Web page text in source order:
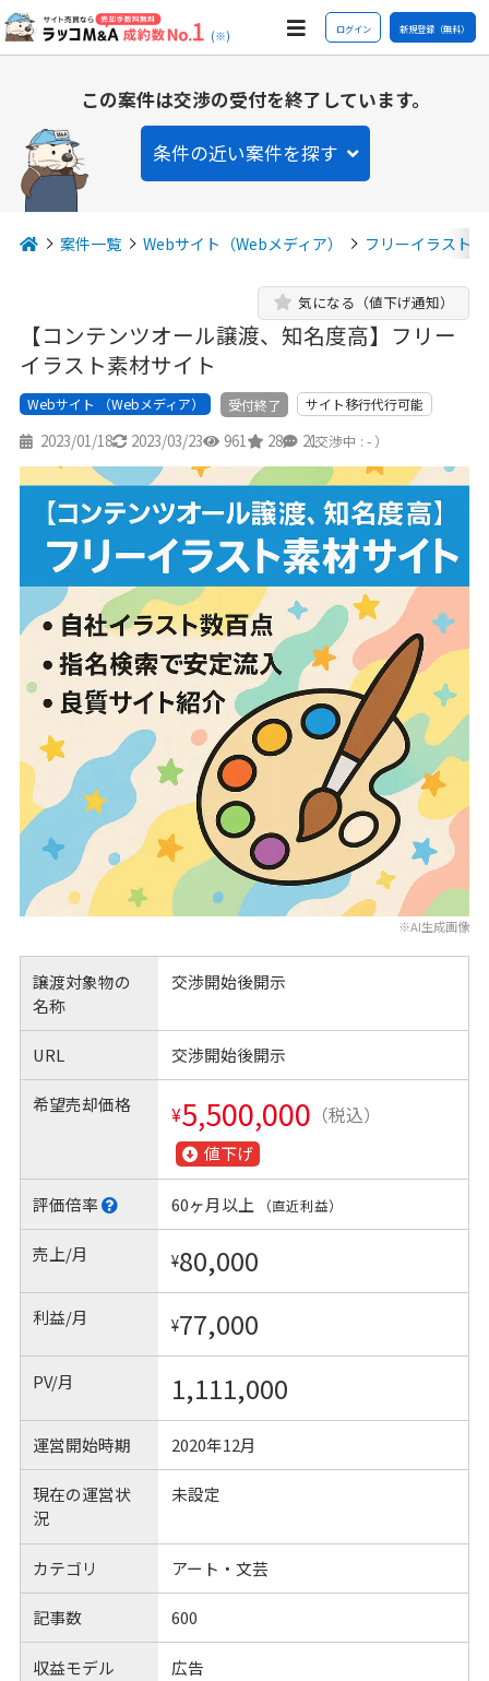
(※) ログイン 新規登録（無料）
この案件は交渉の受付を終了しています。
条件の近い案件を探す
案件一覧 Webサイト（Webメディア） フリーイラスト
【コンテンツオール譲渡、知名度高】フリー
イラスト素材サイト
気になる（値下げ通知）
Webサイト （Webメディア） 受付終了 サイト移行代行可能
2023/01/18 2023/03/23 961 28 21
（交渉中 : - ）
※AI生成画像
譲渡対象物の
名称
交渉開始後開示
URL 交渉開始後開示
希望売却価格 ¥5,500,000 （税込）
値下げ
評価倍率 60ヶ月以上 （直近利益）
売上/月 ¥80,000
利益/月 ¥77,000
PV/月 1,111,000
運営開始時期 2020年12月
現在の運営状
況
未設定
カテゴリ アート・文芸
記事数 600
収益モデル 広告